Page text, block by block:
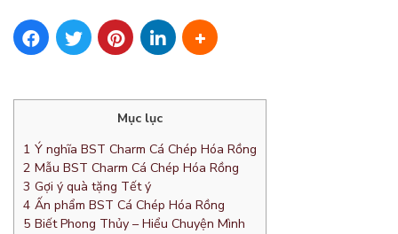
Mục lục
1 Ý nghĩa BST Charm Cá Chép Hóa Rồng
2 Mẫu BST Charm Cá Chép Hóa Rồng
3 Gợi ý quà tặng Tết ý
4 Ấn phẩm BST Cá Chép Hóa Rồng
5 Biết Phong Thủy – Hiểu Chuyện Mình